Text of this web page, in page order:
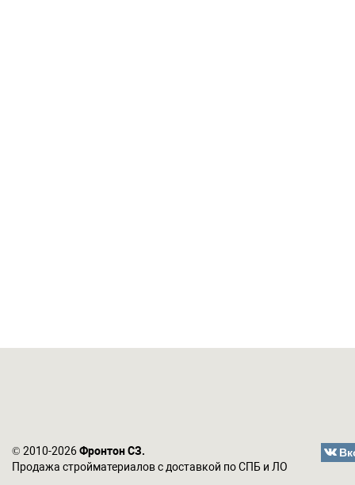
© 2010-2026Фронтон СЗ.
Продажа стройматериалов с доставкой по СПБ и ЛО